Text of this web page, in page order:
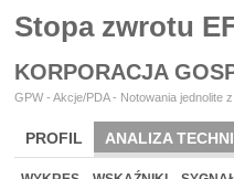
Stopa zwrotu
KORPORACJA
GPW - Akcje/PDA - Notowania jednolite
PROFIL ANALIZA
64